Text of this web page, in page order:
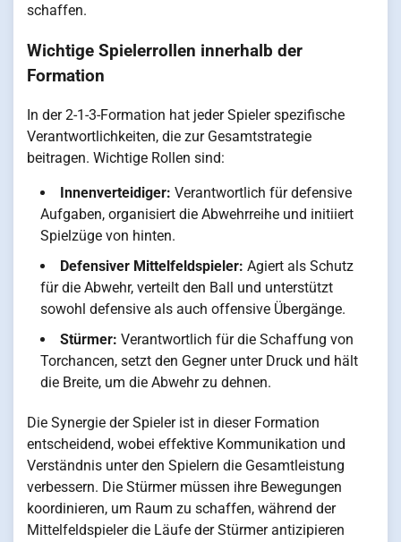
schaffen.
Wichtige Spielerrollen innerhalb der
Formation
In der 2-1-3-Formation hat jeder Spieler spezifische
Verantwortlichkeiten, die zur Gesamtstrategie
beitragen. Wichtige Rollen sind:
Innenverteidiger: Verantwortlich für defensive
Aufgaben, organisiert die Abwehrreihe und initiiert
Spielzüge von hinten.
Defensiver Mittelfeldspieler: Agiert als Schutz
für die Abwehr, verteilt den Ball und unterstützt
sowohl defensive als auch offensive Übergänge.
Stürmer: Verantwortlich für die Schaffung von
Torchancen, setzt den Gegner unter Druck und hält
die Breite, um die Abwehr zu dehnen.
Die Synergie der Spieler ist in dieser Formation
entscheidend, wobei effektive Kommunikation und
Verständnis unter den Spielern die Gesamtleistung
verbessern. Die Stürmer müssen ihre Bewegungen
koordinieren, um Raum zu schaffen, während der
Mittelfeldspieler die Läufe der Stürmer antizipieren